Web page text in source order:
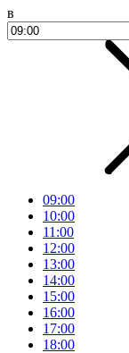
в
09:00
10:00
11:00
12:00
13:00
14:00
15:00
16:00
17:00
18:00